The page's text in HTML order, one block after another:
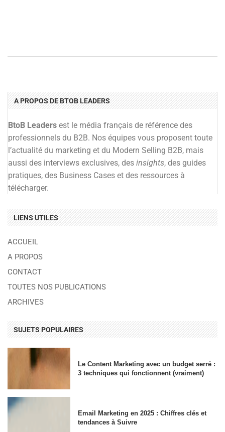
A PROPOS DE BTOB LEADERS
BtoB Leaders est le média français de référence des
professionnels du B2B. Nos équipes vous proposent toute
l’actualité du marketing et du Modern Selling B2B, mais
aussi des interviews exclusives, des insights, des guides
pratiques, des Business Cases et des ressources à
télécharger.
LIENS UTILES
ACCUEIL
A PROPOS
CONTACT
TOUTES NOS PUBLICATIONS
ARCHIVES
SUJETS POPULAIRES
Le Content Marketing avec un budget serré :
3 techniques qui fonctionnent (vraiment)
Email Marketing en 2025 : Chiffres clés et
tendances à Suivre